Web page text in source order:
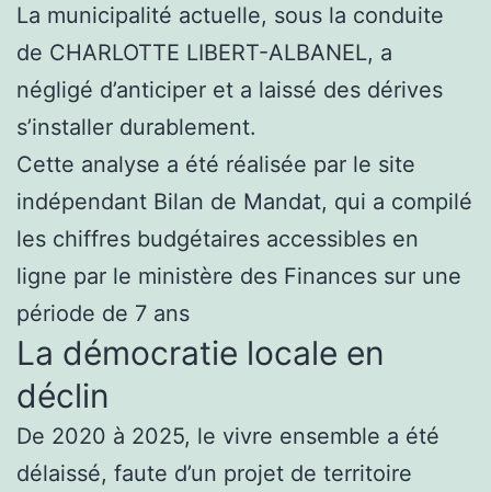
La municipalité actuelle, sous la conduite
de CHARLOTTE LIBERT-ALBANEL, a
négligé d’anticiper et a laissé des dérives
s’installer durablement.
Cette analyse a été réalisée par le site
indépendant Bilan de Mandat, qui a compilé
les chiffres budgétaires accessibles en
ligne par le ministère des Finances sur une
période de 7 ans
La démocratie locale en
déclin
De 2020 à 2025, le vivre ensemble a été
délaissé, faute d’un projet de territoire